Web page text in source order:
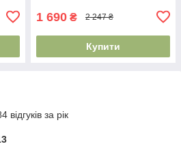
1 690 ₴ 2 247 ₴
Купити
за рік